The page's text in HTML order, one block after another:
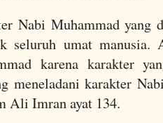
Nabi Muhammad yang
seluruh umat manusia.
karena karakter
meneladani karakter
Ali Imran ayat 134.